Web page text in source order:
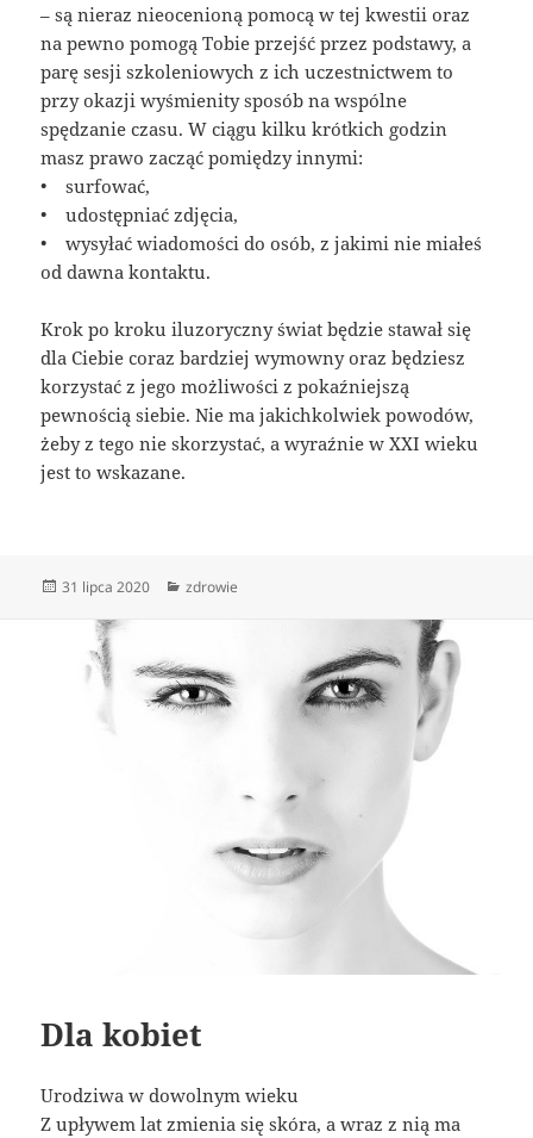
– są nieraz nieocenioną pomocą w tej kwestii oraz
na pewno pomogą Tobie przejść przez podstawy, a
parę sesji szkoleniowych z ich uczestnictwem to
przy okazji wyśmienity sposób na wspólne
spędzanie czasu. W ciągu kilku krótkich godzin
masz prawo zacząć pomiędzy innymi:
• surfować,
• udostępniać zdjęcia,
• wysyłać wiadomości do osób, z jakimi nie miałeś
od dawna kontaktu.
Krok po kroku iluzoryczny świat będzie stawał się
dla Ciebie coraz bardziej wymowny oraz będziesz
korzystać z jego możliwości z pokaźniejszą
pewnością siebie. Nie ma jakichkolwiek powodów,
żeby z tego nie skorzystać, a wyraźnie w XXI wieku
jest to wskazane.
Data
31 lipca 2020 Kategorie
zdrowie
Dla kobiet
Urodziwa w dowolnym wieku
Z upływem lat zmienia się skóra, a wraz z nią ma